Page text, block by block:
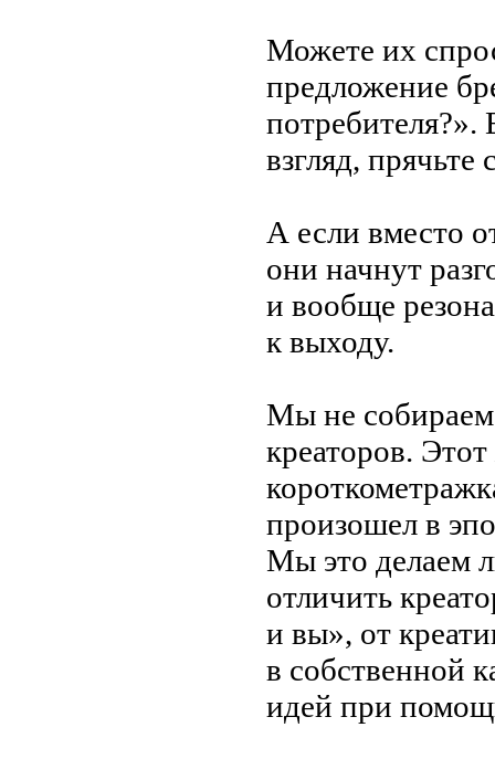
Можете их
предложение
потребителя?».
взгляд,
А если вместо
они начнут
и вообще
к выходу.
Мы не
креаторов.
произошел в
Мы это делаем
отличить
и вы», от
в собственной
идей при